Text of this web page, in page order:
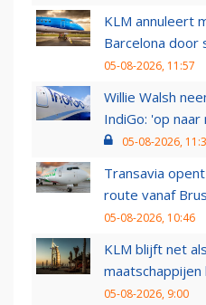
KLM annuleert
Barcelona door
05-08-2026, 11:57
Willie Walsh
IndiGo: 'op
05-08-2026,
Transavia
route vanaf
05-08-2026, 10:46
KLM blijft net
05-08-2026, 9:00